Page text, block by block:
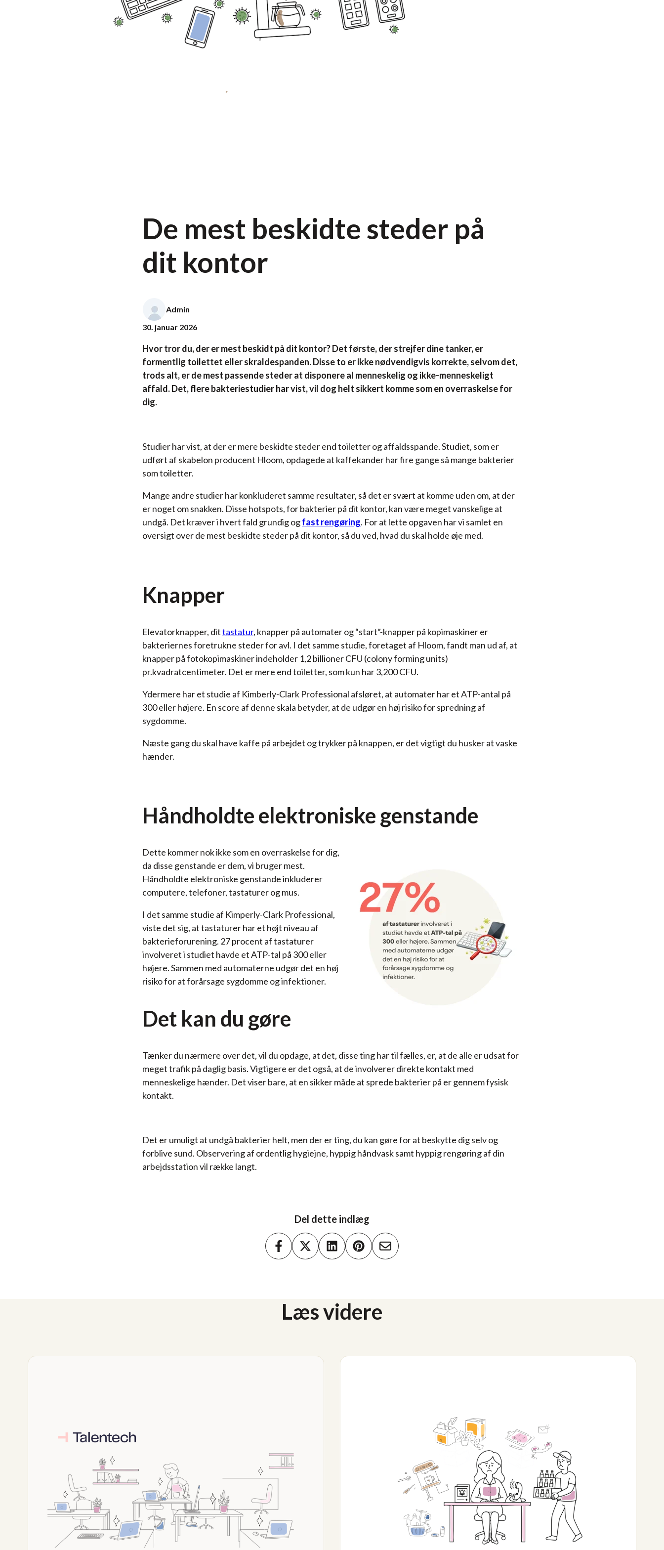
De mest beskidte steder på
dit kontor
Admin
30. januar 2026
Hvor tror du, der er mest beskidt på dit kontor? Det første, der strejfer dine tanker, er
formentlig toilettet eller skraldespanden. Disse to er ikke nødvendigvis korrekte, selvom det,
trods alt, er de mest passende steder at disponere al menneskelig og ikke-menneskeligt
affald. Det, flere bakteriestudier har vist, vil dog helt sikkert komme som en overraskelse for
dig.
Studier har vist, at der er mere beskidte steder end toiletter og affaldsspande. Studiet, som er
udført af skabelon producent Hloom, opdagede at kaffekander har fire gange så mange bakterier
som toiletter.
Mange andre studier har konkluderet samme resultater, så det er svært at komme uden om, at der
er noget om snakken. Disse hotspots, for bakterier på dit kontor, kan være meget vanskelige at
undgå. Det kræver i hvert fald grundig ogfast rengøring. For at lette opgaven har vi samlet en
oversigt over de mest beskidte steder på dit kontor, så du ved, hvad du skal holde øje med.
Knapper
Elevatorknapper, dittastatur, knapper på automater og “start”-knapper på kopimaskiner er
bakteriernes foretrukne steder for avl. I det samme studie, foretaget af Hloom, fandt man ud af, at
knapper på fotokopimaskiner indeholder 1,2 billioner CFU (colony forming units)
pr.kvadratcentimeter. Det er mere end toiletter, som kun har 3,200 CFU.
Ydermere har et studie af Kimberly-Clark Professional afsløret, at automater har et ATP-antal på
300 eller højere. En score af denne skala betyder, at de udgør en høj risiko for spredning af
sygdomme.
Næste gang du skal have kaffe på arbejdet og trykker på knappen, er det vigtigt du husker at vaske
hænder.
Håndholdte elektroniske genstande
Dette kommer nok ikke som en overraskelse for dig,
da disse genstande er dem, vi bruger mest.
Håndholdte elektroniske genstande inkluderer
computere, telefoner, tastaturer og mus.
I det samme studie af Kimperly-Clark Professional,
viste det sig, at tastaturer har et højt niveau af
bakterieforurening. 27 procent af tastaturer
involveret i studiet havde et ATP-tal på 300 eller
højere. Sammen med automaterne udgør det en høj
risiko for at forårsage sygdomme og infektioner.
Det kan du gøre
Tænker du nærmere over det, vil du opdage, at det, disse ting har til fælles, er, at de alle er udsat for
meget trafik på daglig basis. Vigtigere er det også, at de involverer direkte kontakt med
menneskelige hænder. Det viser bare, at en sikker måde at sprede bakterier på er gennem fysisk
kontakt.
Det e​r umuligt at undgå bakterier helt, men der er ting, du kan gøre for at beskytte dig selv og
forblive sund. Observering af ordentlig hygiejne, hyppig håndvask samt hyppig rengøring af din
arbejdsstation vil række langt.
Del dette indlæg
Læs videre